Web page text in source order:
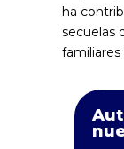
ha
secuelas